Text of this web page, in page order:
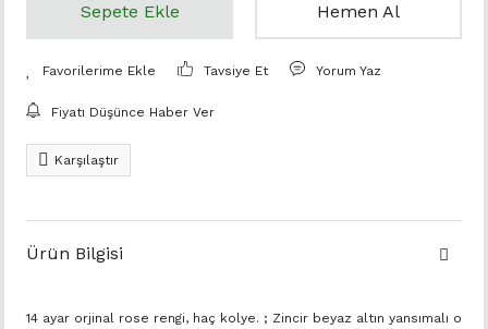
Sepete Ekle Hemen Al
Tavsiye Et Yorum Yaz
Fiyatı Düşünce Haber Ver
Karşılaştır
Ürün Bilgisi
14 ayar orjinal rose rengi, haç kolye. ; Zincir beyaz altın yansımalı o